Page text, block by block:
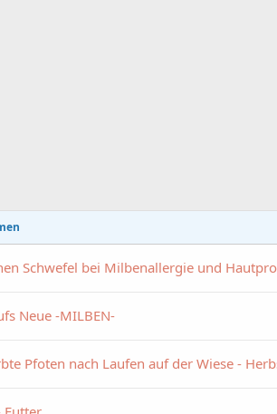
Schwefel bei Milbenallergie und
Neue -MILBEN-
Pfoten nach Laufen auf der Wiese -